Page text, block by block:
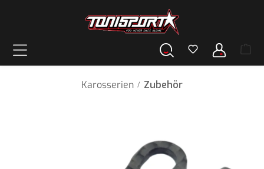
Karosserien / Zubehör